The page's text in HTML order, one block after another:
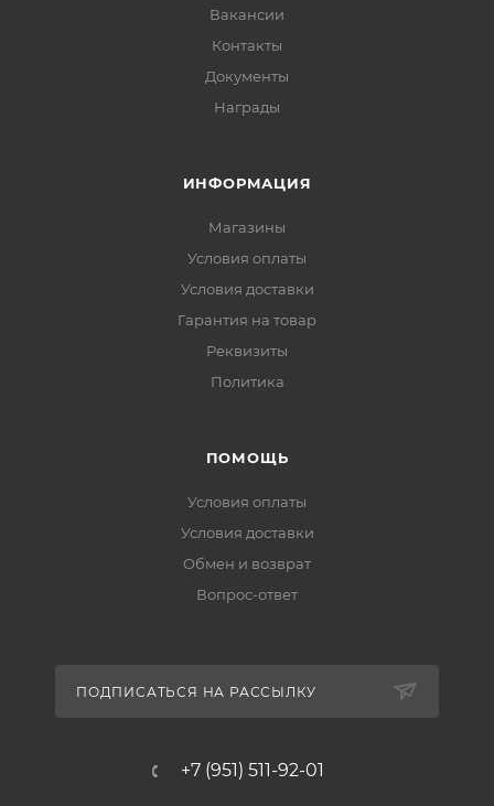
Вакансии
Контакты
Документы
Награды
ИНФОРМАЦИЯ
Магазины
Условия оплаты
Условия доставки
Гарантия на товар
Реквизиты
Политика
ПОМОЩЬ
Условия оплаты
Условия доставки
Обмен и возврат
Вопрос-ответ
ПОДПИСАТЬСЯ НА РАССЫЛКУ
+7 (951) 511-92-01